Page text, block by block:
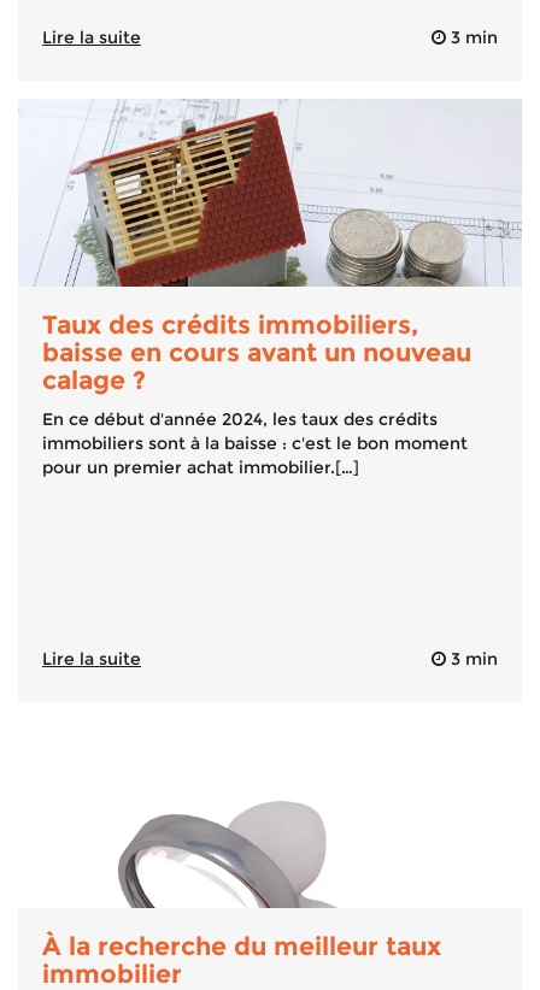
Lire la suite 3 min
Taux des crédits immobiliers,
baisse en cours avant un nouveau
calage ?
En ce début d'année 2024, les taux des crédits
immobiliers sont à la baisse : c'est le bon moment
pour un premier achat immobilier.[…]
Lire la suite 3 min
À la recherche du meilleur taux
immobilier